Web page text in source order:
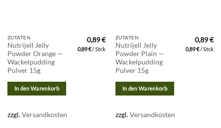
ZUTATEN
Nutrijell Jelly
Powder Orange —
Wackelpudding
Pulver 15g
0,89€
0,89€/Stck
In den Warenkorb
zzgl.Versandkosten
ZUTATEN
Nutrijell Jelly
Powder Plain —
Wackelpudding
Pulver 15g
0,89€
0,89€/Stck
In den Warenkorb
zzgl.Versandkosten